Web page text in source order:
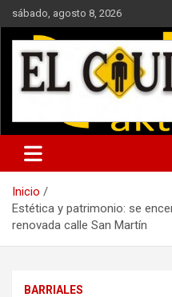
Saltar
al
contenido
sábado, agosto 8, 2026
Noticias de interés general y
Inicio
Estética y patrimonio: se
renovada calle San Martín
BARRIALES